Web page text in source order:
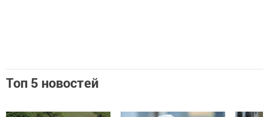
Топ 5 новостей